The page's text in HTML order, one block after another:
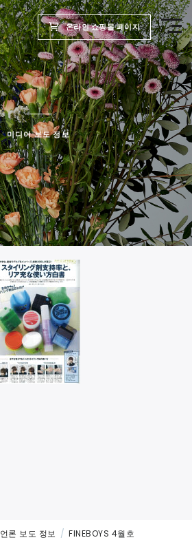
온라인 쇼핑몰 페이지
미디어 보도 정보
언론 보도 정보 FINEBOYS 4월호
TOP
제품
웰빙 리포트
미용실용
회사
채용
연락처